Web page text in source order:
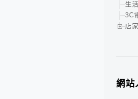
生
3C
店
網站